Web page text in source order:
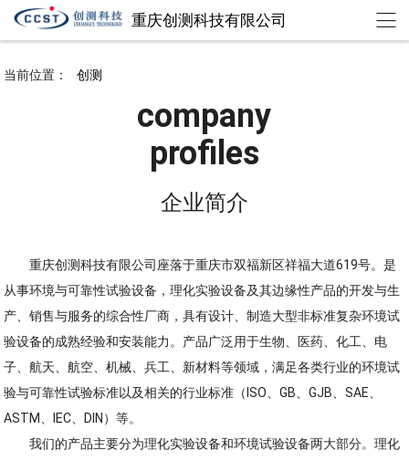
重庆创测科技有限公司
欢迎来到重庆创测科技有限公司 chuangce@cqccst.com
当前位置： 创测
company
profiles
企业简介
重庆创测科技有限公司座落于重庆市双福新区祥福大道619号。是
从事环境与可靠性试验设备，理化实验设备及其边缘性产品的开发与生
产、销售与服务的综合性厂商，具有设计、制造大型非标准复杂环境试
验设备的成熟经验和安装能力。产品广泛用于生物、医药、化工、电
子、航天、航空、机械、兵工、新材料等领域，满足各类行业的环境试
验与可靠性试验标准以及相关的行业标准（ISO、GB、GJB、SAE、
ASTM、IEC、DIN）等。
我们的产品主要分为理化实验设备和环境试验设备两大部分。理化